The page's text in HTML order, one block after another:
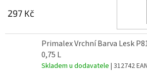
297 Kč
Primalex Vrchní Barva Lesk
0,75 L
Skladem u dodavatele | 312742